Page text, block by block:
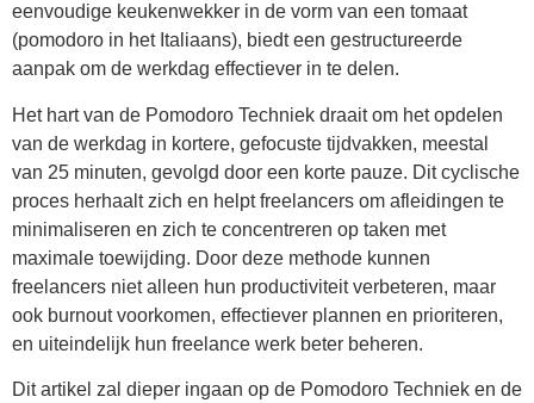
eenvoudige keukenwekker in de vorm van een tomaat
(pomodoro in het Italiaans), biedt een gestructureerde
aanpak om de werkdag effectiever in te delen.
Het hart van de Pomodoro Techniek draait om het opdelen
van de werkdag in kortere, gefocuste tijdvakken, meestal
van 25 minuten, gevolgd door een korte pauze. Dit cyclische
proces herhaalt zich en helpt freelancers om afleidingen te
minimaliseren en zich te concentreren op taken met
maximale toewijding. Door deze methode kunnen
freelancers niet alleen hun productiviteit verbeteren, maar
ook burnout voorkomen, effectiever plannen en prioriteren,
en uiteindelijk hun freelance werk beter beheren.
Dit artikel zal dieper ingaan op de Pomodoro Techniek en de